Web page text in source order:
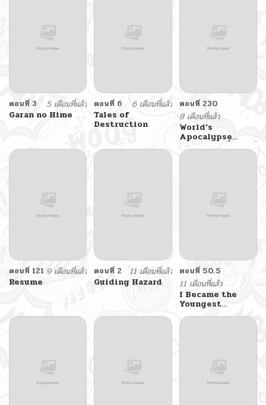
ตอนที่ 3
5 เดือนที่แล้ว
Garan no Hime
ตอนที่ 6
6 เดือนที่แล้ว
Tales of
Destruction
ตอนที่ 230
8 เดือนที่แล้ว
World’s
Apocalypse
Online – หมื่นสวรรค์
สิ้นโลกา
ตอนที่ 121 9 เดือนที่แล้ว
Resume
ตอนที่ 2
11 เดือนที่แล้ว
Guiding Hazard
ตอนที่ 50.5
11 เดือนที่แล้ว
I Became the
Youngest
Member of Top
Idol